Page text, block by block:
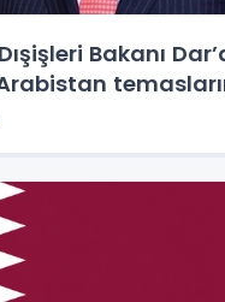
Bakanı